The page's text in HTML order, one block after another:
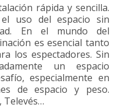
rápida y sencilla.
el uso del espacio sin
En el mundo del
es esencial tanto
los espectadores. Sin
un espacio
especialmente en
de espacio y peso.
Televés…